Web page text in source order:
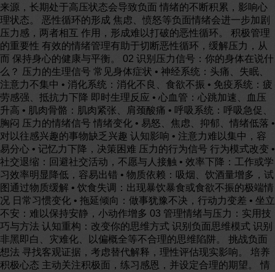
来源，长期处于高压状态会导致负面 情绪的不断积累，影响心
理状态。 恶性循环的形成 焦虑、愤怒等负面情绪会进一步加剧
压力感，两者相互 作用，形成难以打破的恶性循环。 积极管理
的重要性 有效的情绪管理有助于切断恶性循环，缓解压力，从
而 保持身心的健康与平衡。 02 识别压力信号：你的身体在说什
么？ 压力的生理信号 常见身体症状 • 神经系统：头痛、失眠、
注意力不集中 • 消化系统：消化不良、食欲不振 • 免疫系统：疲
劳感强、抵抗力下降 即时生理反应 • 心血管：心跳加速、血压
升高 • 肌肉骨骼：肌肉紧张、肩颈酸痛 • 呼吸系统：呼吸急促、
胸闷 压力的情绪信号 情绪变化 • 易怒、焦虑、抑郁、情绪低落 •
对以往感兴趣的事物缺乏兴趣 认知影响 • 注意力难以集中，容
易分心 • 记忆力下降，决策困难 压力的行为信号 行为模式改变 •
社交退缩：回避社交活动，不愿与人接触 • 效率下降：工作或学
习效率明显降低，容易出错 • 物质依赖：吸烟、饮酒量增多，试
图通过物质缓解 • 饮食失调：出现暴饮暴食或食欲不振的极端情
况 日常习惯变化 • 拖延倾向：做事犹豫不决，行动力变差 • 坐立
不安：难以保持安静，小动作增多 03 管理情绪与压力：实用技
巧与方法 认知重构：改变你的思维方式 识别负面思维模式 识别
非黑即白、灾难化、以偏概全等不合理的思维陷阱。 挑战负面
想法 寻找客观证据，考虑替代解释，理性评估现实影响。 培养
积极心态 主动关注积极面，练习感恩，并设定合理的期望。 情